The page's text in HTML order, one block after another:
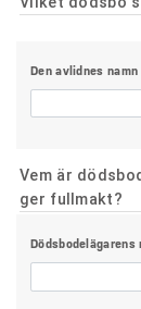
Den avlidnes namn
Vem är
ger fullmakt?
Dödsbodelägarens